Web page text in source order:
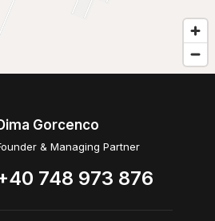
Gorcenco
& Managing Partner
748 973 876